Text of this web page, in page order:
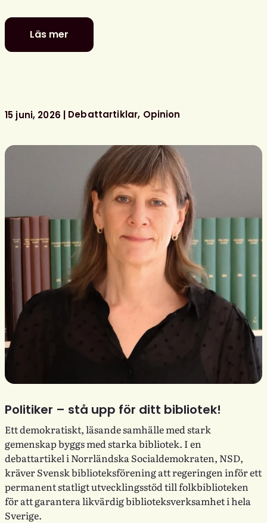
Läs mer
Fler
utbildade
bemannade
15 juni, 2026 Debattartiklar Opinion
Politiker – stå upp för ditt bibliotek!
Ett demokratiskt, läsande samhälle med stark
gemenskap byggs med starka bibliotek. I en
debattartikel i Norrländska Socialdemokraten, NSD,
kräver Svensk biblioteksförening att regeringen inför ett
permanent statligt utvecklingsstöd till folkbiblioteken
för att garantera likvärdig biblioteksverksamhet i hela
Sverige.